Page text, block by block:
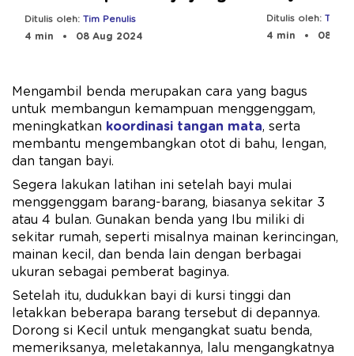
Aman
Ditulis oleh: Tim Penulis
4 min
08 Aug 2024
Ditulis oleh: Tim
4 min
08
Mengambil benda merupakan cara yang bagus
untuk membangun kemampuan menggenggam,
meningkatkan koordinasi tangan mata, serta
membantu mengembangkan otot di bahu, lengan,
dan tangan bayi.
Segera lakukan latihan ini setelah bayi mulai
menggenggam barang-barang, biasanya sekitar 3
atau 4 bulan. Gunakan benda yang Ibu miliki di
sekitar rumah, seperti misalnya mainan kerincingan,
mainan kecil, dan benda lain dengan berbagai
ukuran sebagai pemberat baginya.
Setelah itu, dudukkan bayi di kursi tinggi dan
letakkan beberapa barang tersebut di depannya.
Dorong si Kecil untuk mengangkat suatu benda,
memeriksanya, meletakannya, lalu mengangkatnya